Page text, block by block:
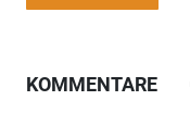
KOMMENTARE